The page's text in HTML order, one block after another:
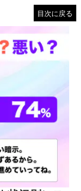
目次に戻る